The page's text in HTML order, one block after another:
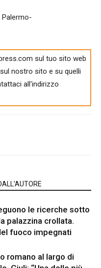
sul tuo sito web
nostro sito e su quelli
all'indirizzo
le ricerche sotto
palazzina crollata.
fuoco impegnati
romano al largo di